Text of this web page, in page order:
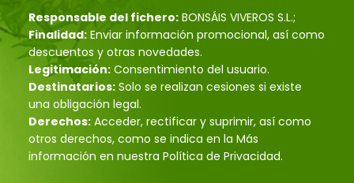
Responsable del fichero: BONSÁIS VIVEROS S.L.;
Finalidad: Enviar información promocional, así como
descuentos y otras novedades.
Legitimación: Consentimiento del usuario.
Destinatarios: Solo se realizan cesiones si existe
una obligación legal.
Derechos: Acceder, rectificar y suprimir, así como
otros derechos, como se indica en la Más
información en nuestra Política de Privacidad.